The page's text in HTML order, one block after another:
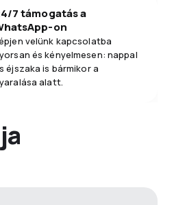
7 támogatás a
on
velünk kapcsolatba
és kényelmesen: nappal
éjszaka is bármikor a
alatt.